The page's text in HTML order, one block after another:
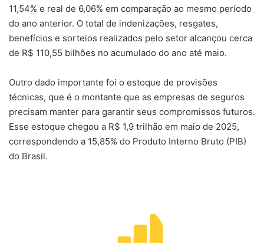
11,54% e real de 6,06% em comparação ao mesmo período
do ano anterior. O total de indenizações, resgates,
benefícios e sorteios realizados pelo setor alcançou cerca
de R$ 110,55 bilhões no acumulado do ano até maio.
Outro dado importante foi o estoque de provisões
técnicas, que é o montante que as empresas de seguros
precisam manter para garantir seus compromissos futuros.
Esse estoque chegou a R$ 1,9 trilhão em maio de 2025,
correspondendo a 15,85% do Produto Interno Bruto (PIB)
do Brasil.